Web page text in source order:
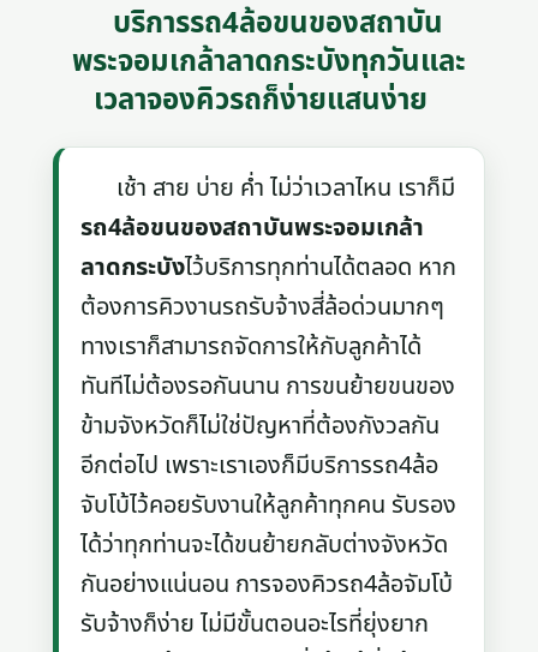
บริการรถ4ล้อขนของสถาบัน
พระจอมเกล้าลาดกระบังทุกวันและ
เวลาจองคิวรถก็ง่ายแสนง่าย
เช้า สาย บ่าย ค่ำ ไม่ว่าเวลาไหน เราก็มี
รถ4ล้อขนของสถาบันพระจอมเกล้า
ลาดกระบังไว้บริการทุกท่านได้ตลอด หาก
ต้องการคิวงานรถรับจ้างสี่ล้อด่วนมากๆ
ทางเราก็สามารถจัดการให้กับลูกค้าได้
ทันทีไม่ต้องรอกันนาน การขนย้ายขนของ
ข้ามจังหวัดก็ไม่ใช่ปัญหาที่ต้องกังวลกัน
อีกต่อไป เพราะเราเองก็มีบริการรถ4ล้อ
จับโบ้ไว้คอยรับงานให้ลูกค้าทุกคน รับรอง
ได้ว่าทุกท่านจะได้ขนย้ายกลับต่างจังหวัด
กันอย่างแน่นอน การจองคิวรถ4ล้อจัมโบ้
รับจ้างก็ง่าย ไม่มีขั้นตอนอะไรที่ยุ่งยาก